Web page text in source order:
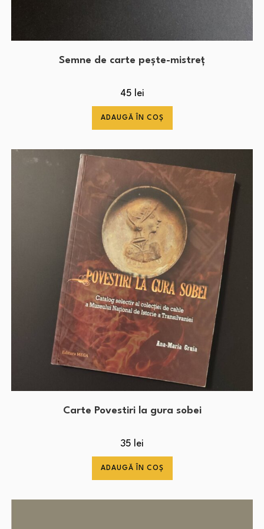
Semne de carte pește-mistreț
45 lei
ADAUGĂ ÎN COȘ
Carte Povestiri la gura sobei
35 lei
ADAUGĂ ÎN COȘ